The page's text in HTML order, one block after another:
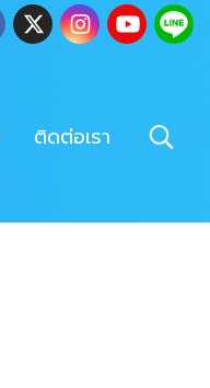
ติดต่อเรา